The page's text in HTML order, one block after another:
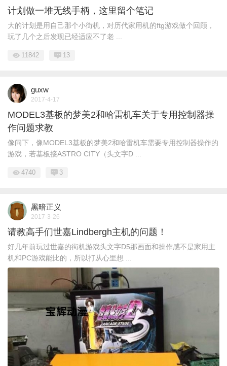
计划做一堆无线手柄，这里留个笔记
大的计划是用自己那个小街机，对历代家用机的ftg游戏做个回顾，
玩了几个之后发现已经适应不了老 ...
11842 13
guxw
2017-4-17
MODEL3基板的梦美2和哈雷机车关于专用控制器操
作问题求教
像问下，像MODEL3基板的梦美2和哈雷机车需要专用控制器操作的
游戏，若基板接ASTRO CITY（头文字D ...
4740 3
黑暗正义
2017-3-26
请教高手们世嘉Lindbergh主机的问题！
好几年前玩过世嘉的街机游戏头文字D5那画面和操作感不是家用主
机和PC游戏能比的，所以打从心里想 ...